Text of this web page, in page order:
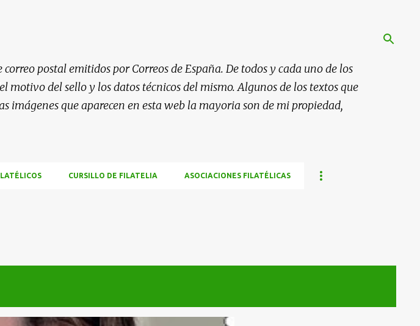
postal emitidos por Correos de España. De todos y cada uno de los
del sello y los datos técnicos del mismo. Algunos de los textos que
imágenes que aparecen en esta web la mayoria son de mi propiedad,
CURSILLO DE FILATELIA ASOCIACIONES FILATÉLICAS